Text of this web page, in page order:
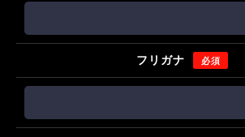
フリガナ 必須